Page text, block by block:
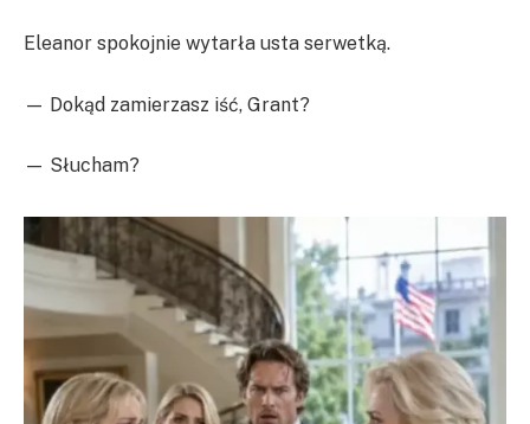
Eleanor spokojnie wytarła usta serwetką.
— Dokąd zamierzasz iść, Grant?
— Słucham?